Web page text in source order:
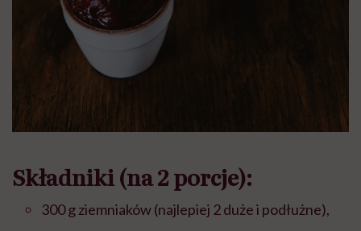
Składniki (na 2 porcje):
300 g ziemniaków (najlepiej 2 duże i podłużne),